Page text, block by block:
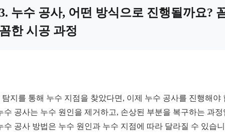
누수 공사, 어떤 방식으로 진행될까요?
한 시공 과정
탐지를 통해 누수 지점을 찾았다면, 이제 누수 공사를 진행해야
수 공사는 누수 원인을 제거하고, 손상된 부분을 복구하는 과정
수 공사 방법은 누수 원인과 누수 지점에 따라 달라질 수 있습